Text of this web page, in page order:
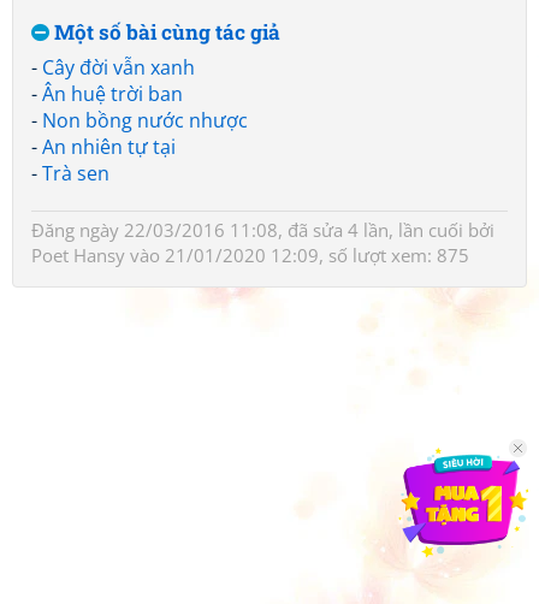
Một số bài cùng tác giả
- Cây đời vẫn xanh
-Ân huệ trời ban
- Non bồng nước nhược
-An nhiên tự tại
-Trà sen
Đăng ngày 22/03/2016 11:08, đã sửa 4 lần, lần cuối bởi
Poet Hansy vào 21/01/2020 12:09, số lượt xem: 875